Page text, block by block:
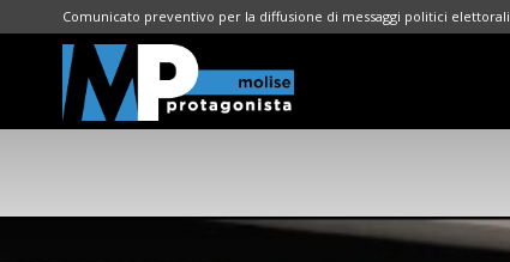
Comunicato preventivo per la diffusione di messaggi politici elettorali